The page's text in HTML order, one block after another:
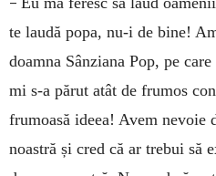
te laudă popa, nu-i de bine!
doamna Sânziana Pop, pe
mi s-a părut atât de frumos
frumoasă ideea! Avem nevoie
noastră și cred că ar trebui să